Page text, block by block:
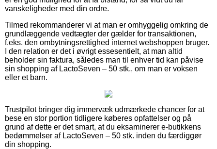
vanskeligheder med din ordre.
Tilmed rekommanderer vi at man er omhyggelig omkring de
grundlæggende vedtægter der gælder for transaktionen,
f.eks. den ombytningsrettighed internet webshoppen bruger.
I den relation er det i øvrigt essesentielt, at man altid
beholder sin faktura, således man til enhver tid kan påvise
sin shopping af LactoSeven – 50 stk., om man er voksen
eller et barn.
Trustpilot bringer dig immervæk udmærkede chancer for at
bese en stor portion tidligere køberes opfattelser og på
grund af dette er det smart, at du eksaminerer e-butikkens
bedømmelser af LactoSeven – 50 stk. inden du færdiggør
din shopping.